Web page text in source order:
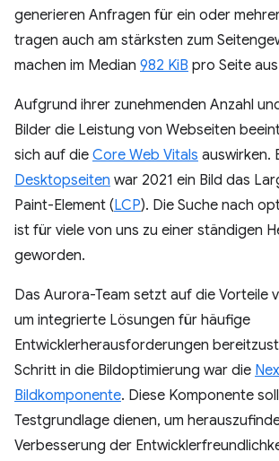
generieren Anfragen für ein oder
tragen auch am stärksten zum
machen im Median 982 KiB pro Seite
Aufgrund ihrer zunehmenden Anzahl
Bilder die Leistung von Webseiten
sich auf die Core Web Vitals auswirken.
Desktopseiten war 2021 ein Bild das
Paint-Element (LCP). Die Suche nach
ist für viele von uns zu einer ständigen
geworden.
Das Aurora-Team setzt auf die Vorteile
um integrierte Lösungen für häufige
Entwicklerherausforderungen
Schritt in die Bildoptimierung war die
Bildkomponente. Diese Komponente
Testgrundlage dienen, um
Verbesserung der